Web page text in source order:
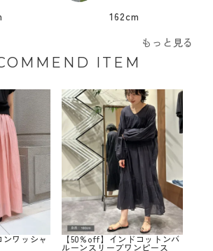
162cm
もっと見る
ITEM
ンワッシャ 【50%off】インドコットンバ
ルーンスリーブワンピース